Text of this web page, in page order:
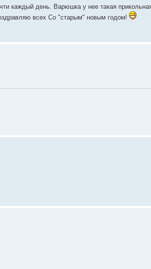
каждый день. Варюшка у нее такая
всех Со "старым" новым годом!